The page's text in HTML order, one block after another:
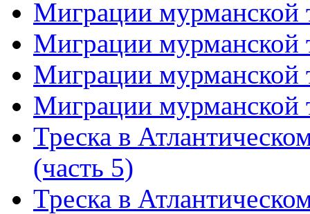
Миграции мурманской
Миграции мурманской
Миграции мурманской
Миграции мурманской
Треска в
(часть 5)
Треска в